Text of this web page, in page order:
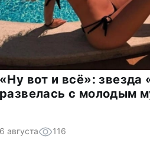
«Ну вот и всё»:
развелась с молодым
6 августа 116